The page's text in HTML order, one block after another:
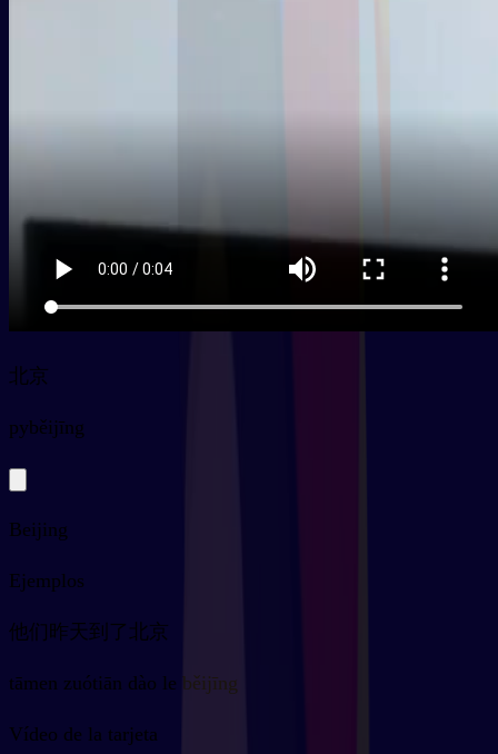
北京
pyběijīng
Beijing
Ejemplos
他们昨天到了北京
tāmen zuótiān dào le běijīng
Vídeo de la tarjeta